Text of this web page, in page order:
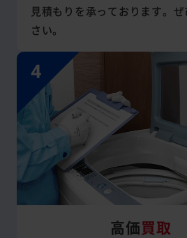
見積もりを承っております。
さい。
高価買取